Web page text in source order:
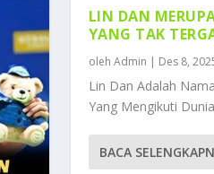
LIN DAN
YANG TAK
oleh Admin | Des 8,
Lin Dan Adalah
Yang Mengikuti
BACA